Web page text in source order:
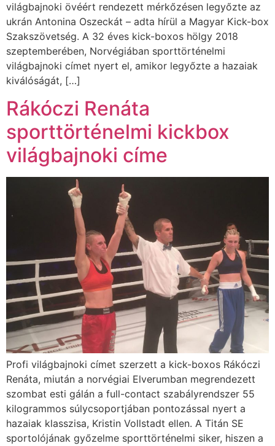
világbajnoki övéért rendezett mérkőzésen legyőzte az
ukrán Antonina Oszeckát – adta hírül a Magyar Kick-box
Szakszövetség. A 32 éves kick-boxos hölgy 2018
szeptemberében, Norvégiában sporttörténelmi
világbajnoki címet nyert el, amikor legyőzte a hazaiak
kiválóságát, […]
Rákóczi Renáta
sporttörténelmi kickbox
világbajnoki címe
Profi világbajnoki címet szerzett a kick-boxos Rákóczi
Renáta, miután a norvégiai Elverumban megrendezett
szombat esti gálán a full-contact szabályrendszer 55
kilogrammos súlycsoportjában pontozással nyert a
hazaiak klasszisa, Kristin Vollstadt ellen. A Titán SE
sportolójának győzelme sporttörténelmi siker, hiszen a